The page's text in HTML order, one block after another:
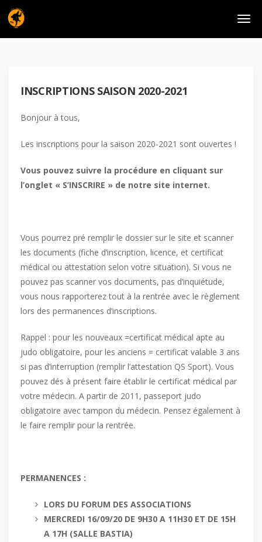
INSCRIPTIONS SAISON 2020-2021
Bonjour à tous,
Les inscriptions pour la saison 2020-2021 sont ouvertes !
Vous pouvez suivre la procédure en cliquant sur
l’onglet « S’INSCRIRE » de notre site internet.
Vous pourrez pré remplir le dossier sur le site et scanner
les documents (fiche d’inscription, licence, et certificat
médical ou attestation selon votre situation). Si vous ne
pouvez pas scanner vos documents, pas d’inquiétude,
vous nous rapporterez tout à la rentrée avec le règlement
lors des permanences d’inscriptions.
Rappel : pour les nouveaux =certificat médical apte au
judo obligatoire, pour les anciens = certificat valable 3 ans
si pas d’interruption (remplir l’attestation QS Sport). Vous
pouvez dés à présent faire établir le certificat médical par
votre médecin. A partir de 2011, passeport judo
obligatoire avec tampon du médecin. Pensez également à
le faire remplir pour la rentrée.
PERMANENCES :
LORS DU FORUM DES ASSOCIATIONS
MERCREDI 16/09/20 DE 9H30 A 11H30 ET DE 15H
A 17H (SALLE BASTIA)